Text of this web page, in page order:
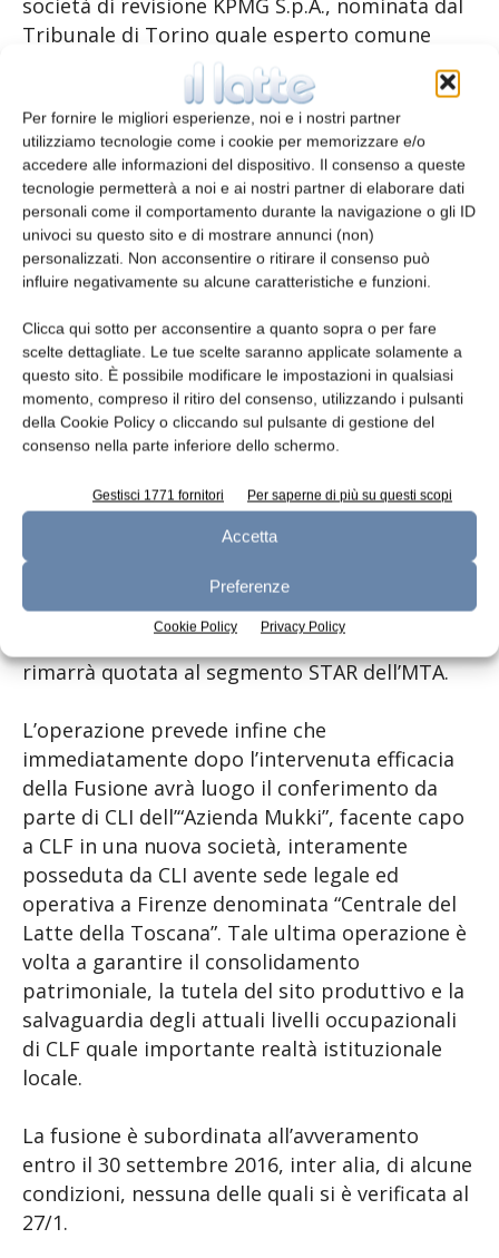
Per fornire le migliori esperienze, noi e i nostri partner
utilizziamo tecnologie come i cookie per memorizzare e/o
accedere alle informazioni del dispositivo. Il consenso a queste
tecnologie permetterà a noi e ai nostri partner di elaborare dati
personali come il comportamento durante la navigazione o gli ID
univoci su questo sito e di mostrare annunci (non)
personalizzati. Non acconsentire o ritirare il consenso può
influire negativamente su alcune caratteristiche e funzioni.
Clicca qui sotto per acconsentire a quanto sopra o per fare
scelte dettagliate. Le tue scelte saranno applicate solamente a
questo sito. È possibile modificare le impostazioni in qualsiasi
momento, compreso il ritiro del consenso, utilizzando i pulsanti
della Cookie Policy o cliccando sul pulsante di gestione del
consenso nella parte inferiore dello schermo.
Gestisci 1771 fornitori Per saperne di più su questi scopi
Accetta
Preferenze
Cookie Policy Privacy Policy
società di revisione KPMG S.p.A., nominata dal
Tribunale di Torino quale esperto comune
incaricato della predisposizione della relazione
sulla congruità del rapporto di cambio
Per soddisfare il rapporto di cambio in
conseguenza della Fusione, CLT aumenterà il
proprio capitale sociale da Euro 20.600.000 a
Euro 28.840.041,20 mediante emissione di n.
4.000.020 nuove azioni ordinarie CLT aventi le
medesime caratteristiche di quelle in
circolazione. Le azioni della società
incorporante saranno assegnate agli azionisti
di CLF, in proporzione alla partecipazione
detenuta dagli stessi in CLF con
arrotondamento all’unità più prossima, al
base del Rapporto di Cambio, a fronte delle n.
24.786.133 azioni ordinarie da essi possedute
nella stessa.
Ad esito della fusione CLT cambierà
denominazione in “Centrale del Latte d’Italia” e
rimarrà quotata al segmento STAR dell’MTA.
L’operazione prevede infine che
immediatamente dopo l’intervenuta efficacia
della Fusione avrà luogo il conferimento da
parte di CLI dell’“Azienda Mukki”, facente capo
a CLF in una nuova società, interamente
posseduta da CLI avente sede legale ed
operativa a Firenze denominata “Centrale del
Latte della Toscana”. Tale ultima operazione è
volta a garantire il consolidamento
patrimoniale, la tutela del sito produttivo e la
salvaguardia degli attuali livelli occupazionali
di CLF quale importante realtà istituzionale
locale.
La fusione è subordinata all’avveramento
entro il 30 settembre 2016, inter alia, di alcune
condizioni, nessuna delle quali si è verificata al
27/1.